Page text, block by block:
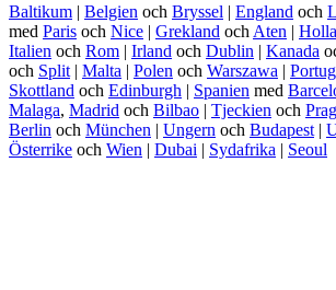
Baltikum | Belgien och Bryssel | England och
med Paris och Nice | Grekland och Aten |
Italien och Rom | Irland och Dublin | Kanada
och Split | Malta | Polen och Warszawa |
Skottland och Edinburgh | Spanien med
Malaga, Madrid och Bilbao | Tjeckien och Prag
Berlin och München | Ungern och Budapest |
Österrike och Wien | Dubai | Sydafrika | Seoul